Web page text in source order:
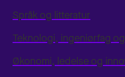
Språk og litteratur
Teknologi, ingeniørfag
Økonomi, ledelse og